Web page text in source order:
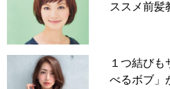
ススメ前髪
１つ結び
べるボブ」